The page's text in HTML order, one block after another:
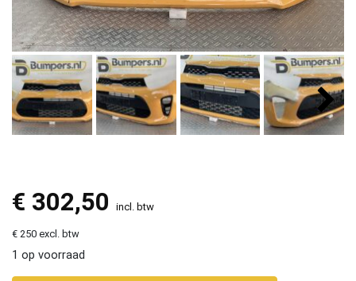
€ 302,50 incl. btw
€ 250 excl. btw
1 op voorraad